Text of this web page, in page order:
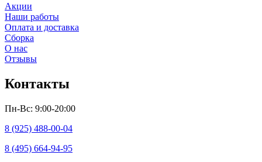
Акции
Наши работы
Оплата и доставка
Сборка
О нас
Отзывы
Контакты
Пн-Вс: 9:00-20:00
8 (925) 488-00-04
8 (495) 664-94-95